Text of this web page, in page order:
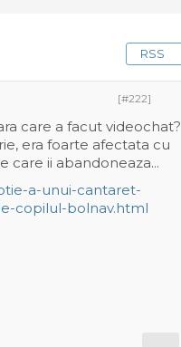
RSS
[#222]
care a facut videochat?
era foarte afectata cu
care ii abandoneaza...
a-unui-cantaret-
copilul-bolnav.html